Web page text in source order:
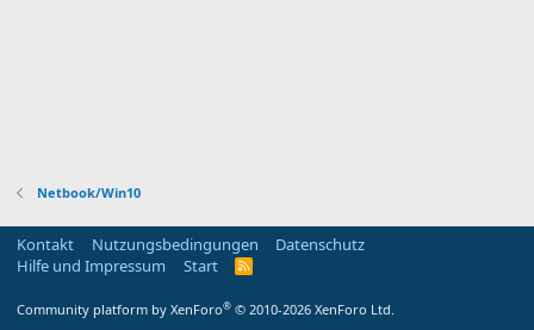
Netbook/Win10
Kontakt Nutzungsbedingungen
Datenschutz
Hilfe und Impressum
Start
R
Community platform by XenForo® © 2010-2026 XenForo Ltd.